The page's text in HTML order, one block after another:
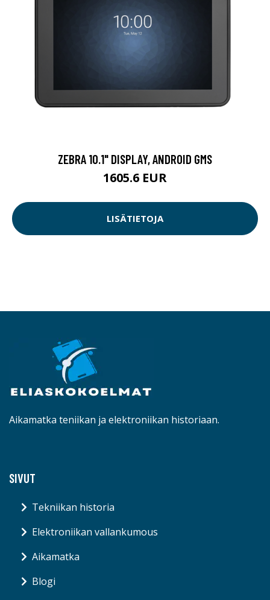
ZEBRA 10.1" DISPLAY, ANDROID GMS
1605.6 EUR
LISÄTIETOJA
Aikamatka teniikan ja elektroniikan historiaan.
SIVUT
Tekniikan historia
Elektroniikan vallankumous
Aikamatka
Blogi